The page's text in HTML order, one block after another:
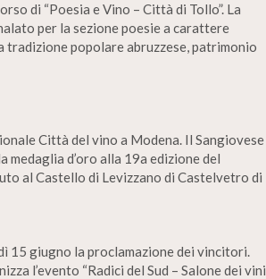
di “Poesia e Vino – Città di Tollo”. La
per la sezione poesie a carattere
popolare abruzzese, patrimonio
Città del vino a Modena. Il Sangiovese
d’oro alla 19a edizione del
al Castello di Levizzano di Castelvetro di
15 giugno la proclamazione dei vincitori.
l’evento “Radici del Sud – Salone dei vini